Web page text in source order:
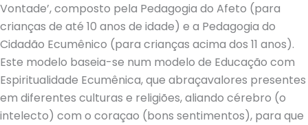
Vontade’, composto pela Pedagogia do Afeto (para
crianças de até 10 anos de idade) e a Pedagogia do
Cidadão Ecumênico (para crianças acima dos 11 anos).
Este modelo baseia-se num modelo de Educação com
Espiritualidade Ecumênica, que abraçavalores presentes
em diferentes culturas e religiões, aliando cérebro (o
intelecto) com o coraçao (bons sentimentos), para que